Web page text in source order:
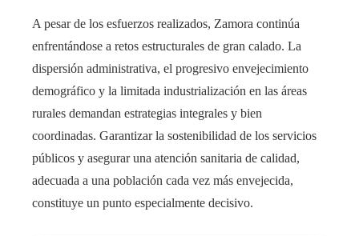
A pesar de los esfuerzos realizados, Zamora continúa
enfrentándose a retos estructurales de gran calado. La
dispersión administrativa, el progresivo envejecimiento
demográfico y la limitada industrialización en las áreas
rurales demandan estrategias integrales y bien
coordinadas. Garantizar la sostenibilidad de los servicios
públicos y asegurar una atención sanitaria de calidad,
adecuada a una población cada vez más envejecida,
constituye un punto especialmente decisivo.